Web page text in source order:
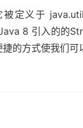
定义于
8 引入的的
的方式使我们